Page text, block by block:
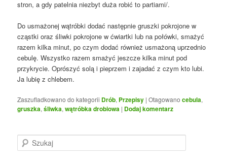
stron, a gdy patelnia niezbyt duża robić to partiami/.
Do usmażonej wątróbki dodać następnie gruszki pokrojone w
cząstki oraz śliwki pokrojone w ćwiartki lub na połówki, smażyć
razem kilka minut, po czym dodać również usmażoną uprzednio
cebulę. Wszystko razem smażyć jeszcze kilka minut pod
przykrycie. Oprószyć solą i pieprzem i zajadać z czym kto lubi.
Ja lubię z chlebem.
Zaszufladkowano do kategorii Drób, Przepisy |Otagowano cebula,
gruszka,śliwka,wątróbka drobiowa | Dodaj komentarz
z